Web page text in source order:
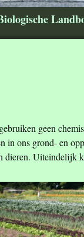
geen
in ons grond- en
dieren. Uiteindelijk